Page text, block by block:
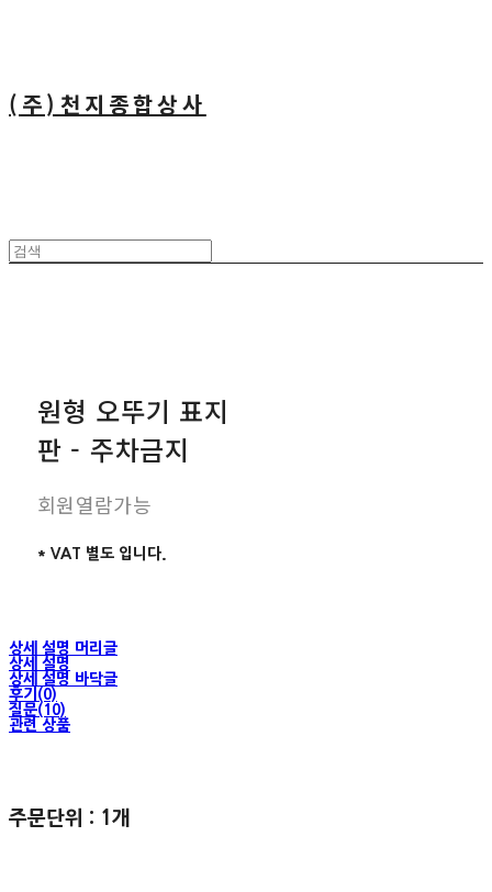
(주)천지종합상사
원형 오뚜기 표지
판 - 주차금지
회원열람가능
* VAT 별도 입니다.
상세 설명 머리글
상세 설명
상세 설명 바닥글
후기(0)
질문(10)
관련 상품
주문단위 : 1개